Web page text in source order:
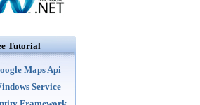
Tutorial
Maps Api
Service